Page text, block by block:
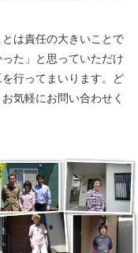
は責任の大きいことで
た」と思っていただけ
行ってまいります。ど
気軽にお問い合わせく